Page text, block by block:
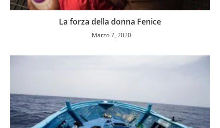
La forza della donna Fenice
Marzo 7, 2020